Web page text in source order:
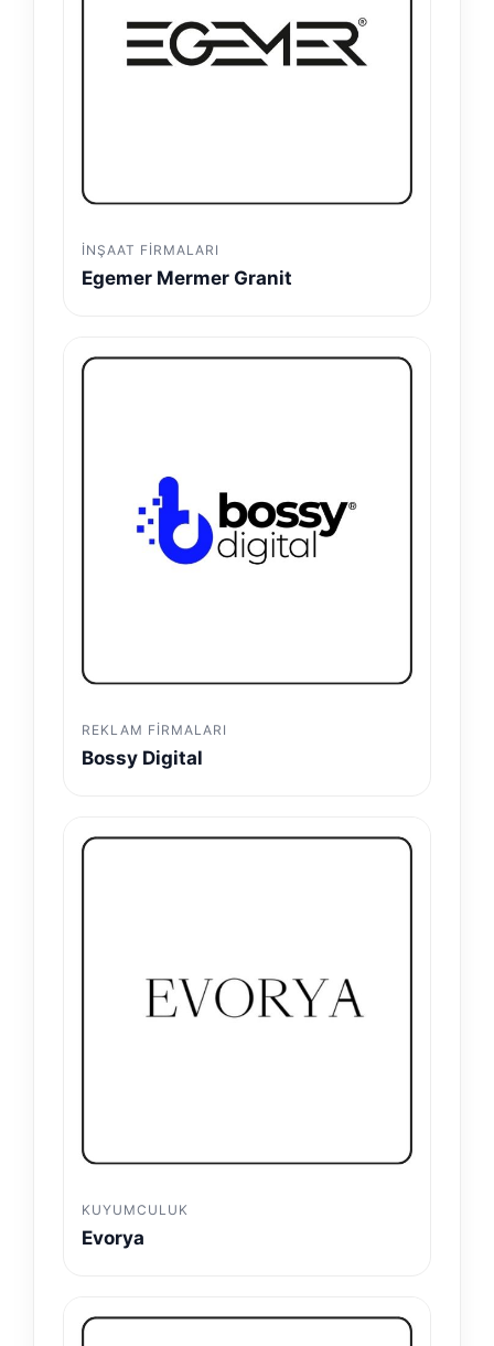
İNŞAAT FIRMALARI
Egemer Mermer Granit
REKLAM FIRMALARI
Bossy Digital
KUYUMCULUK
Evorya